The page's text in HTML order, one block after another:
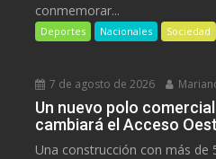
conmemorar...
Deportes Nacionales Sociedad
7 de agosto de 2026
Un nuevo polo
cambiará el Acceso
Una construcción con más de